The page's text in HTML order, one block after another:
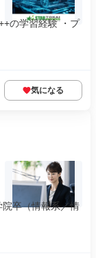
の学習経験 ・プ
気になる
卒（情報系／情